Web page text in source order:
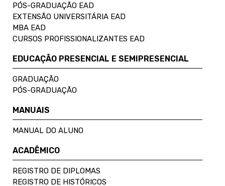
PÓS-GRADUAÇÃO EAD
EXTENSÃO UNIVERSITÁRIA EAD
MBA EAD
CURSOS PROFISSIONALIZANTES EAD
EDUCAÇÃO PRESENCIAL E SEMIPRESENCIAL
GRADUAÇÃO
PÓS-GRADUAÇÃO
MANUAIS
MANUAL DO ALUNO
ACADÊMICO
REGISTRO DE DIPLOMAS
REGISTRO DE HISTÓRICOS